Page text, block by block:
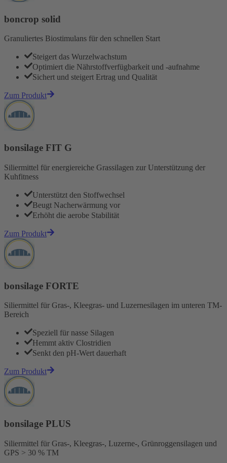
boncrop solid
Granuliertes Biostimulans für den schnellen Start
Steigert das Wurzelwachstum
Optimiert die Nährstoffverfügbarkeit und -aufnahme
Sichert und steigert Ertrag und Qualität
Zum Produkt
bonsilage FIT G
Siliermittel für energiereiche Grassilagen zur Unterstützung der
Kuhfitness
Unterstützt den Stoffwechsel
Beugt Nacherwärmung vor
Erhöht die aerobe Stabilität
Zum Produkt
bonsilage FORTE
Siliermittel für Gras-, Kleegras- und Luzernesilagen im unteren TM-
Bereich
Speziell für nasse Silagen
Hemmt aktiv Clostridien
Senkt den pH-Wert dauerhaft
Zum Produkt
bonsilage PLUS
Siliermittel für Gras-, Kleegras-, Luzerne-, Grünroggensilagen und
GPS > 30 % TM